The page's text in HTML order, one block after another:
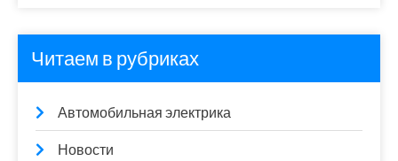
Читаем в рубриках
Автомобильная электрика
Новости